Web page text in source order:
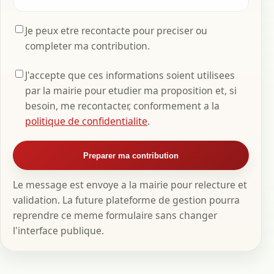
Je peux etre recontacte pour preciser ou
completer ma contribution.
J'accepte que ces informations soient utilisees
par la mairie pour etudier ma proposition et, si
besoin, me recontacter, conformement a la
politique de confidentialite.
Preparer ma contribution
Le message est envoye a la mairie pour relecture et
validation. La future plateforme de gestion pourra
reprendre ce meme formulaire sans changer
l'interface publique.